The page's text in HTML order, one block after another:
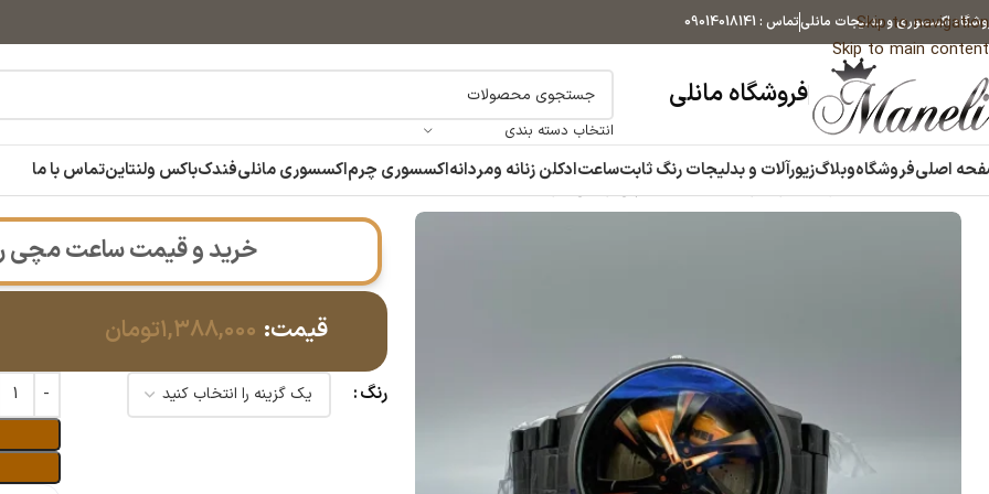
Skip to navigation
Skip to main content
اکسسوری و بدلیجات مانلیتماس : 09014018141
فروشگاه مانلی
انتخاب دسته بندی
اصلیفروشگاهوبلاگزیورآلات و بدلیجات رنگ ثابتساعتادکلن زنانه ومردانهاکسسوری چرماکسسوری مانلیفندکباکس ولنتاینتماس با ما
ساعت ساعت مردانه خرید و قیمت ساعت مچی رینگی مردانه|14040579
خرید و قیمت ساعت مچی رینگی
قیمت: ۱,۳۸۸,۰۰۰تومان
رنگ